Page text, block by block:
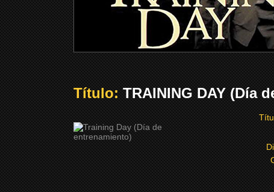
Título:TRAINING DAY (Día